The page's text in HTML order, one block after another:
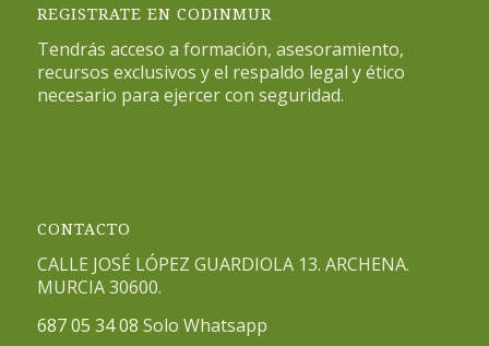
REGISTRATE EN CODINMUR
Tendrás acceso a formación, asesoramiento,
recursos exclusivos y el respaldo legal y ético
necesario para ejercer con seguridad.
CONTACTO
CALLE JOSÉ LÓPEZ GUARDIOLA 13. ARCHENA.
MURCIA 30600.
687 05 34 08 Solo Whatsapp